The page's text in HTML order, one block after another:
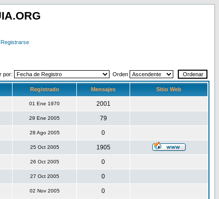
Registrarse
por: Orden
Registrado Mensajes Sitio Web
01 Ene 1970 2001
29 Ene 2005 79
28 Ago 2005 0
25 Oct 2005 1905
26 Oct 2005 0
27 Oct 2005 0
02 Nov 2005 0